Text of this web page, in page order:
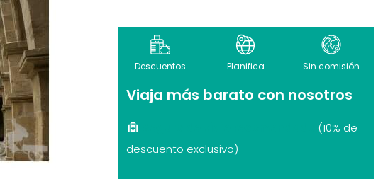
Descuentos Planifica Sin comisión
Viaja más barato con nosotros
(10% de
descuento exclusivo)